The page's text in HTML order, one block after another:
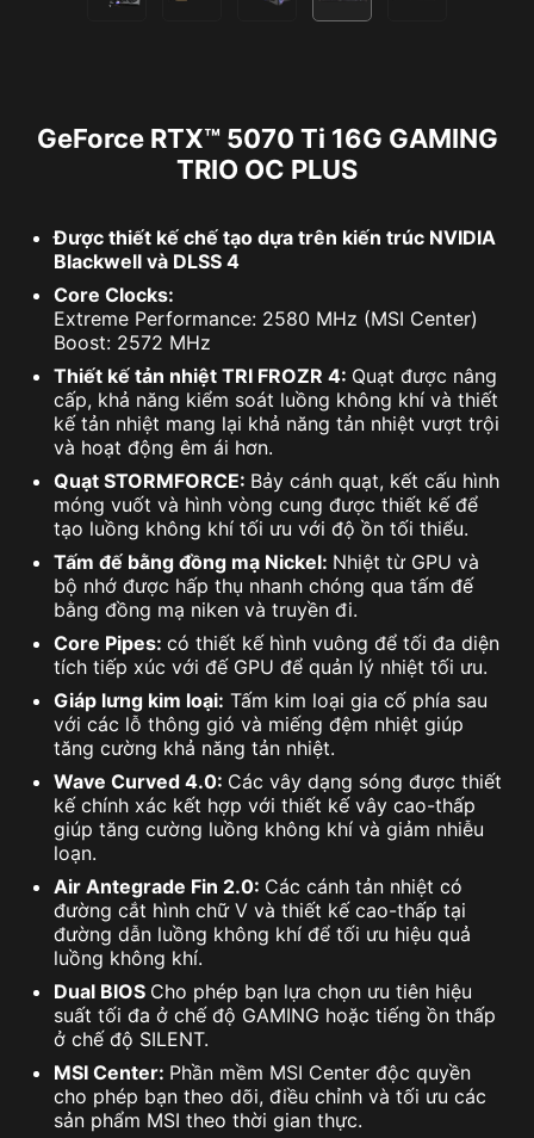
GeForce RTX™ 5070 Ti 16G GAMING
TRIO OC PLUS
Được thiết kế chế tạo dựa trên kiến ​​trúc NVIDIA
Blackwell và DLSS 4
Core Clocks:
Extreme Performance: 2580 MHz (MSI Center)
Boost: 2572 MHz
Thiết kế tản nhiệt TRI FROZR 4: Quạt được nâng
cấp, khả năng kiểm soát luồng không khí và thiết
kế tản nhiệt mang lại khả năng tản nhiệt vượt trội
và hoạt động êm ái hơn.
Quạt STORMFORCE: Bảy cánh quạt, kết cấu hình
móng vuốt và hình vòng cung được thiết kế để
tạo luồng không khí tối ưu với độ ồn tối thiểu.
Tấm đế bằng đồng mạ Nickel: Nhiệt từ GPU và
bộ nhớ được hấp thụ nhanh chóng qua tấm đế
bằng đồng mạ niken và truyền đi.
Core Pipes: có thiết kế hình vuông để tối đa diện
tích tiếp xúc với đế GPU để quản lý nhiệt tối ưu.
Giáp lưng kim loại: Tấm kim loại gia cố phía sau
với các lỗ thông gió và miếng đệm nhiệt giúp
tăng cường khả năng tản nhiệt.
Wave Curved 4.0: Các vây dạng sóng được thiết
kế chính xác kết hợp với thiết kế vây cao-thấp
giúp tăng cường luồng không khí và giảm nhiễu
loạn.
Air Antegrade Fin 2.0: Các cánh tản nhiệt có
đường cắt hình chữ V và thiết kế cao-thấp tại
đường dẫn luồng không khí để tối ưu hiệu quả
luồng không khí.
Dual BIOS Cho phép bạn lựa chọn ưu tiên hiệu
suất tối đa ở chế độ GAMING hoặc tiếng ồn thấp
ở chế độ SILENT.
MSI Center: Phần mềm MSI Center độc quyền
cho phép bạn theo dõi, điều chỉnh và tối ưu các
sản phẩm MSI theo thời gian thực.